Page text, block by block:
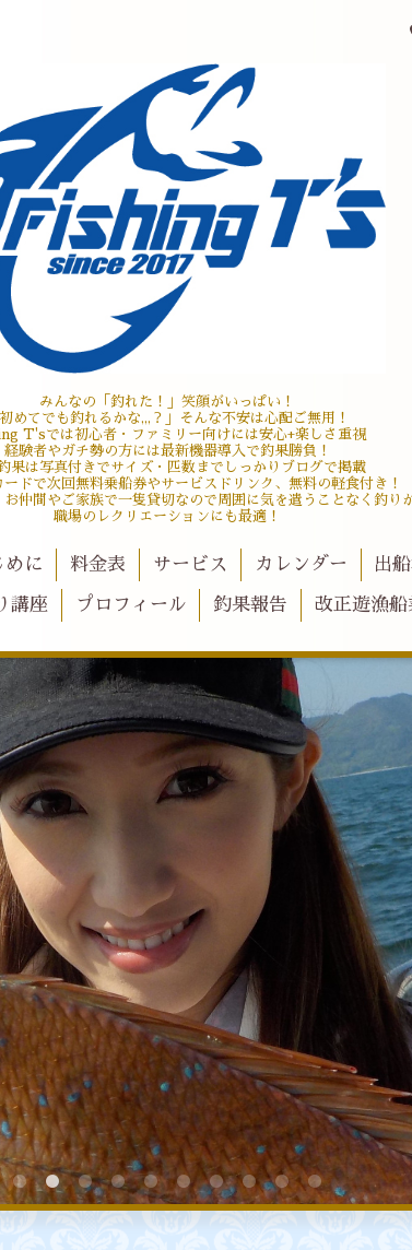
みんなの「釣れた！」笑顔がいっぱい！
初めてでも釣れるかな,,,？」そんな不安は心配ご無用！
T'sでは初心者・ファミリー向けには安心+楽しさ重視
経験者やガチ勢の方には最新機器導入で釣果勝負！
果は写真付きでサイズ・匹数までしっかりブログで掲載
ードで次回無料乗船券やサービスドリンク、無料の軽食付き！
仲間やご家族で一隻貸切なので周囲に気を遣うことなく釣り
職場のレクリエーションにも最適！
めに 料金表 サービス カレンダー 出
講座 プロフィール 釣果報告 改正遊漁